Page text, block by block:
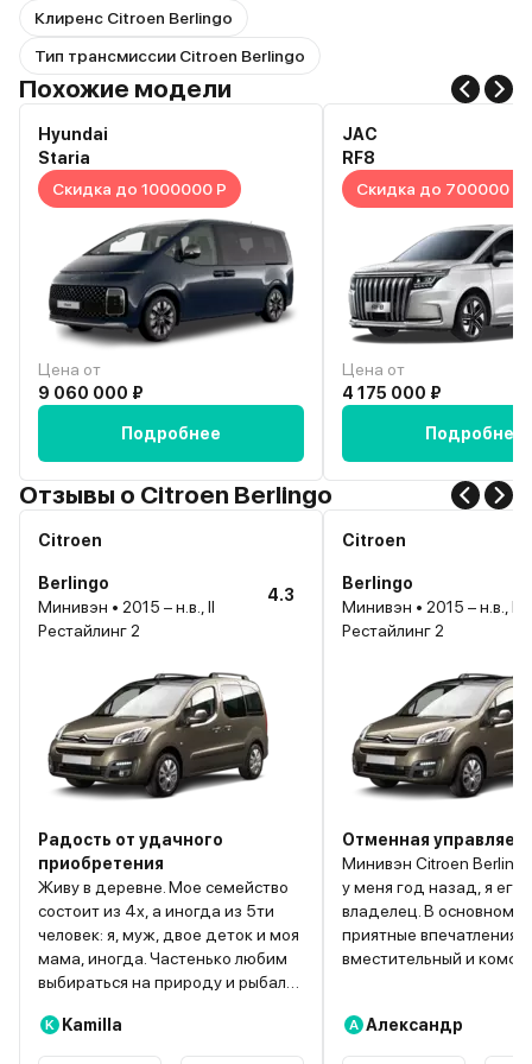
Клиренс Citroen Berlingo
Тип трансмиссии Citroen Berlingo
Похожие модели
Hyundai
Staria
Скидка до 1000000 Р
Цена от
9 060 000 ₽
Подробнее
JAC
RF8
Скидка до 700000 Р
Цена от
4 175 000 ₽
Подробнее
Отзывы о Citroen Berlingo
Citroen
Berlingo
Минивэн • 2015 – н.в., II
Рестайлинг 2
4.3
Радость от удачного
приобретения
Живу в деревне. Мое семейство
состоит из 4х, а иногда из 5ти
человек: я, муж, двое деток и моя
мама, иногда. Частенько любим
выбираться на природу и рыбалку
нем не планировали. Основными
критериями были: багажник, цена
K Kamilla
Citroen
Berlingo
Минивэн • 2015 – н.в., II
Рестайлинг 2
Отменная
Минивэн Citroen
у меня год назад, я его
владелец. В основном
приятные впечатления
вместительный и
5-6 часов дороги.
довольно приятными. У
А Александр